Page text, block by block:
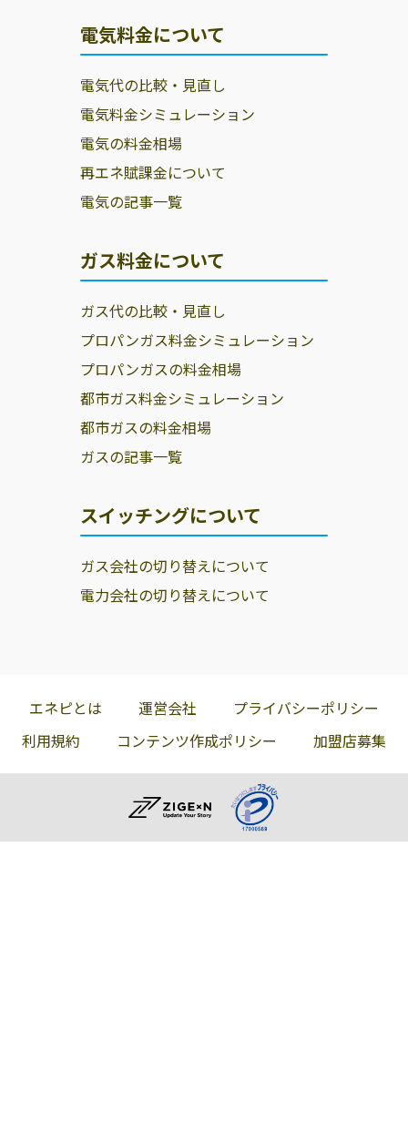
電気料金について
電気代の比較・見直し
電気料金シミュレーション
電気の料金相場
再エネ賦課金について
電気の記事一覧
ガス料金について
ガス代の比較・見直し
プロパンガス料金シミュレーション
プロパンガスの料金相場
都市ガス料金シミュレーション
都市ガスの料金相場
ガスの記事一覧
スイッチングについて
ガス会社の切り替えについて
電力会社の切り替えについて
エネピとは 運営会社
プライバシーポリシー
利用規約
コンテンツ作成ポリシー 加盟店募集